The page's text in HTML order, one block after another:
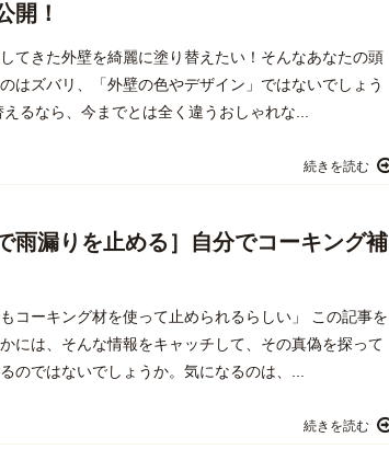
開！
てきた外壁を綺麗に塗り替えたい！そんなあなたの頭
はズバリ、「外壁の色やデザイン」ではないでしょう
るなら、今までとは全く違うおしゃれな...
続きを読む
雨漏りを止める］自分でコーキング補
もコーキング材を使って止められるらしい」 この記事を
には、そんな情報をキャッチして、その真偽を探って
のではないでしょうか。気になるのは、...
続きを読む